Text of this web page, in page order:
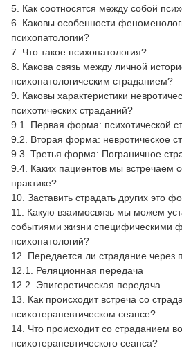
5. Как соотносятся между собой
6. Каковы особенности
психопатологии?
7. Что такое психопатология?
8. Какова связь между личной
психопатологическим страданием?
9. Каковы характеристики
психотических страданий?
9.1. Первая форма: психотической
9.2. Вторая форма: невротическое
9.3. Третья форма: Пограничное
9.4. Каких пациентов мы встречаем
практике?
10. Заставить страдать других это
11. Какую взаимосвязь мы можем
событиями жизни специфическими
психопатологий?
12. Передается ли страдание через
12.1. Реляционная передача
12.2. Эпигеретическая передача
13. Как происходит встреча со
психотерапевтическом сеансе?
14. Что происходит со страданием
психотерапевтического сеанса?